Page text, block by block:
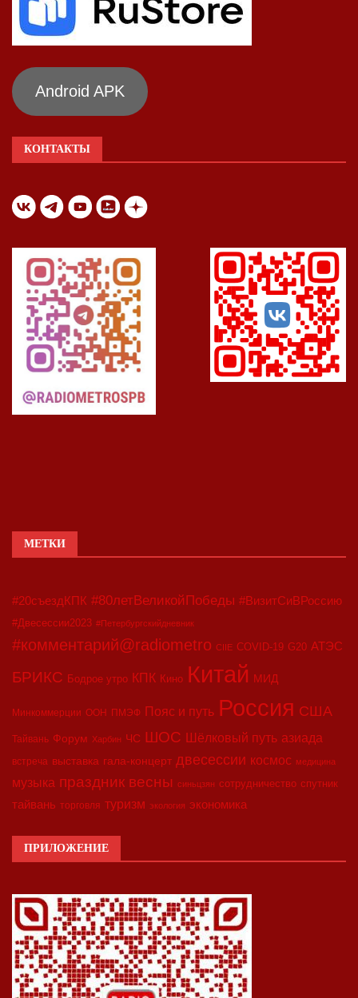
Android APK
КОНТАКТЫ
МЕТКИ
#20съездКПК #80летВеликойПобеды #ВизитСиВРоссию
#Двесессии2023 #Петербургскийдневник
#комментарий@radiometro CIIE COVID-19 G20 АТЭС
БРИКС Бодрое утро КПК Кино Китай МИД
Минкоммерции ООН ПМЭФ Пояс и путь Россия США
Тайвань Форум Харбин ЧС ШОС Шёлковый путь азиада
встреча выставка гала-концерт двесессии космос медицина
музыка праздник весны синьцзян сотрудничество спутник
тайвань торговля туризм экология экономика
ПРИЛОЖЕНИЕ